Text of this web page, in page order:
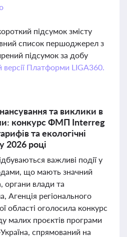
підсумок змісту
список першоджерел з
підсумок за добу
версії Платформи LIGA360.
та виклики в
конкурс ФМП Interreg
та екологічні
2026 році
важливі події у
що мають значний
органи влади та
Агенція регіонального
області оголосила конкурс
малих проєктів програми
спрямований на